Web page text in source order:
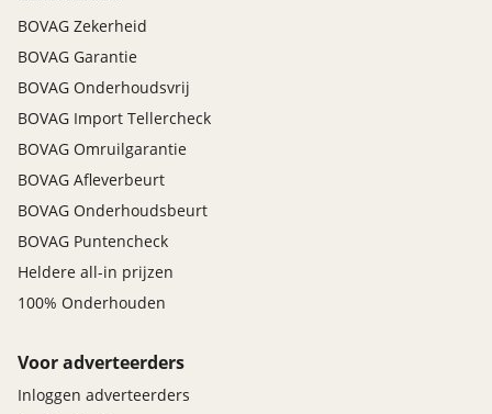
BOVAG Zekerheid
BOVAG Garantie
BOVAG Onderhoudsvrij
BOVAG Import Tellercheck
BOVAG Omruilgarantie
BOVAG Afleverbeurt
BOVAG Onderhoudsbeurt
BOVAG Puntencheck
Heldere all-in prijzen
100% Onderhouden
Voor adverteerders
Inloggen adverteerders